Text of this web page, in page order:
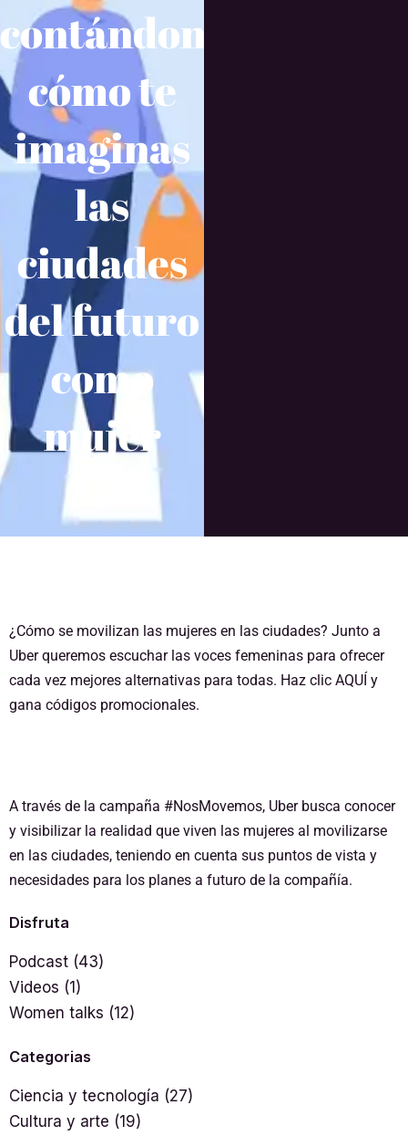
contándonos
cómo te
imaginas
las
ciudades
del futuro
como
mujer
¿Cómo se movilizan las mujeres en las ciudades? Junto a
Uber queremos escuchar las voces femeninas para ofrecer
cada vez mejores alternativas para todas. Haz clic AQUÍ y
gana códigos promocionales.
A través de la campaña #NosMovemos, Uber busca conocer
y visibilizar la realidad que viven las mujeres al movilizarse
en las ciudades, teniendo en cuenta sus puntos de vista y
necesidades para los planes a futuro de la compañía.
Disfruta
Podcast (43)
Videos (1)
Women talks (12)
Categorias
Ciencia y tecnología (27)
Cultura y arte (19)